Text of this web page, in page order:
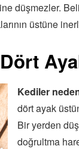
düşmezler.
üstüne
Kediler
dört ayak
Bir yerden
doğrultma